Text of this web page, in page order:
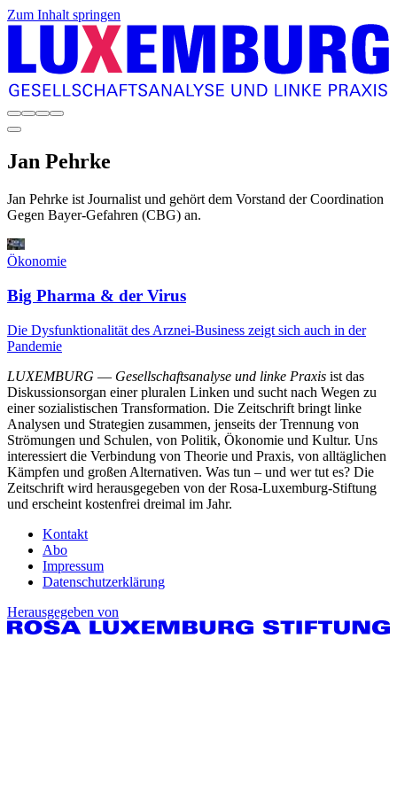
Zum Inhalt springen
Jan Pehrke
Jan Pehrke ist Journalist und gehört dem Vorstand der Coordination
Gegen Bayer-Gefahren (CBG) an.
Ökonomie
Big Pharma & der Virus
Die Dysfunktionalität des Arznei-Business zeigt sich auch in der
Pandemie
LUXEMBURG — Gesellschaftsanalyse und linke Praxis ist das
Diskussionsorgan einer pluralen Linken und sucht nach Wegen zu
einer sozialistischen Transformation. Die Zeitschrift bringt linke
Analysen und Strategien zusammen, jenseits der Trennung von
Strömungen und Schulen, von Politik, Ökonomie und Kultur. Uns
interessiert die Verbindung von Theorie und Praxis, von alltäglichen
Kämpfen und großen Alternativen. Was tun – und wer tut es? Die
Zeitschrift wird herausgegeben von der Rosa-Luxemburg-Stiftung
und erscheint kostenfrei dreimal im Jahr.
Kontakt
Abo
Impressum
Datenschutzerklärung
Herausgegeben von